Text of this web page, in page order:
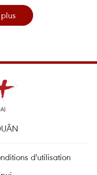
d'utilisation